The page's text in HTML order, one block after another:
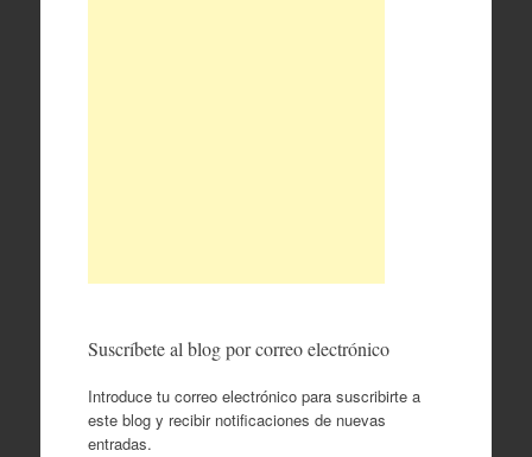
Suscríbete al blog por correo electrónico
Introduce tu correo electrónico para suscribirte a
este blog y recibir notificaciones de nuevas
entradas.